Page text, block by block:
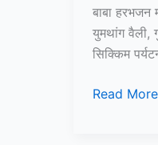
बाबा हरभजन
युमथांग वैली,
सिक्किम
10+
Read